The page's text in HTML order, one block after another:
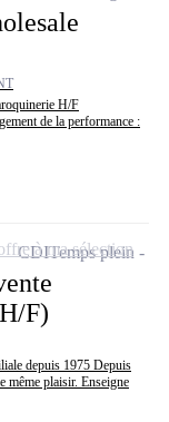
H/F
de la performance :
F)
depuis 1975 Depuis
même plaisir. Enseigne
CDITemps plein
à ma sélection